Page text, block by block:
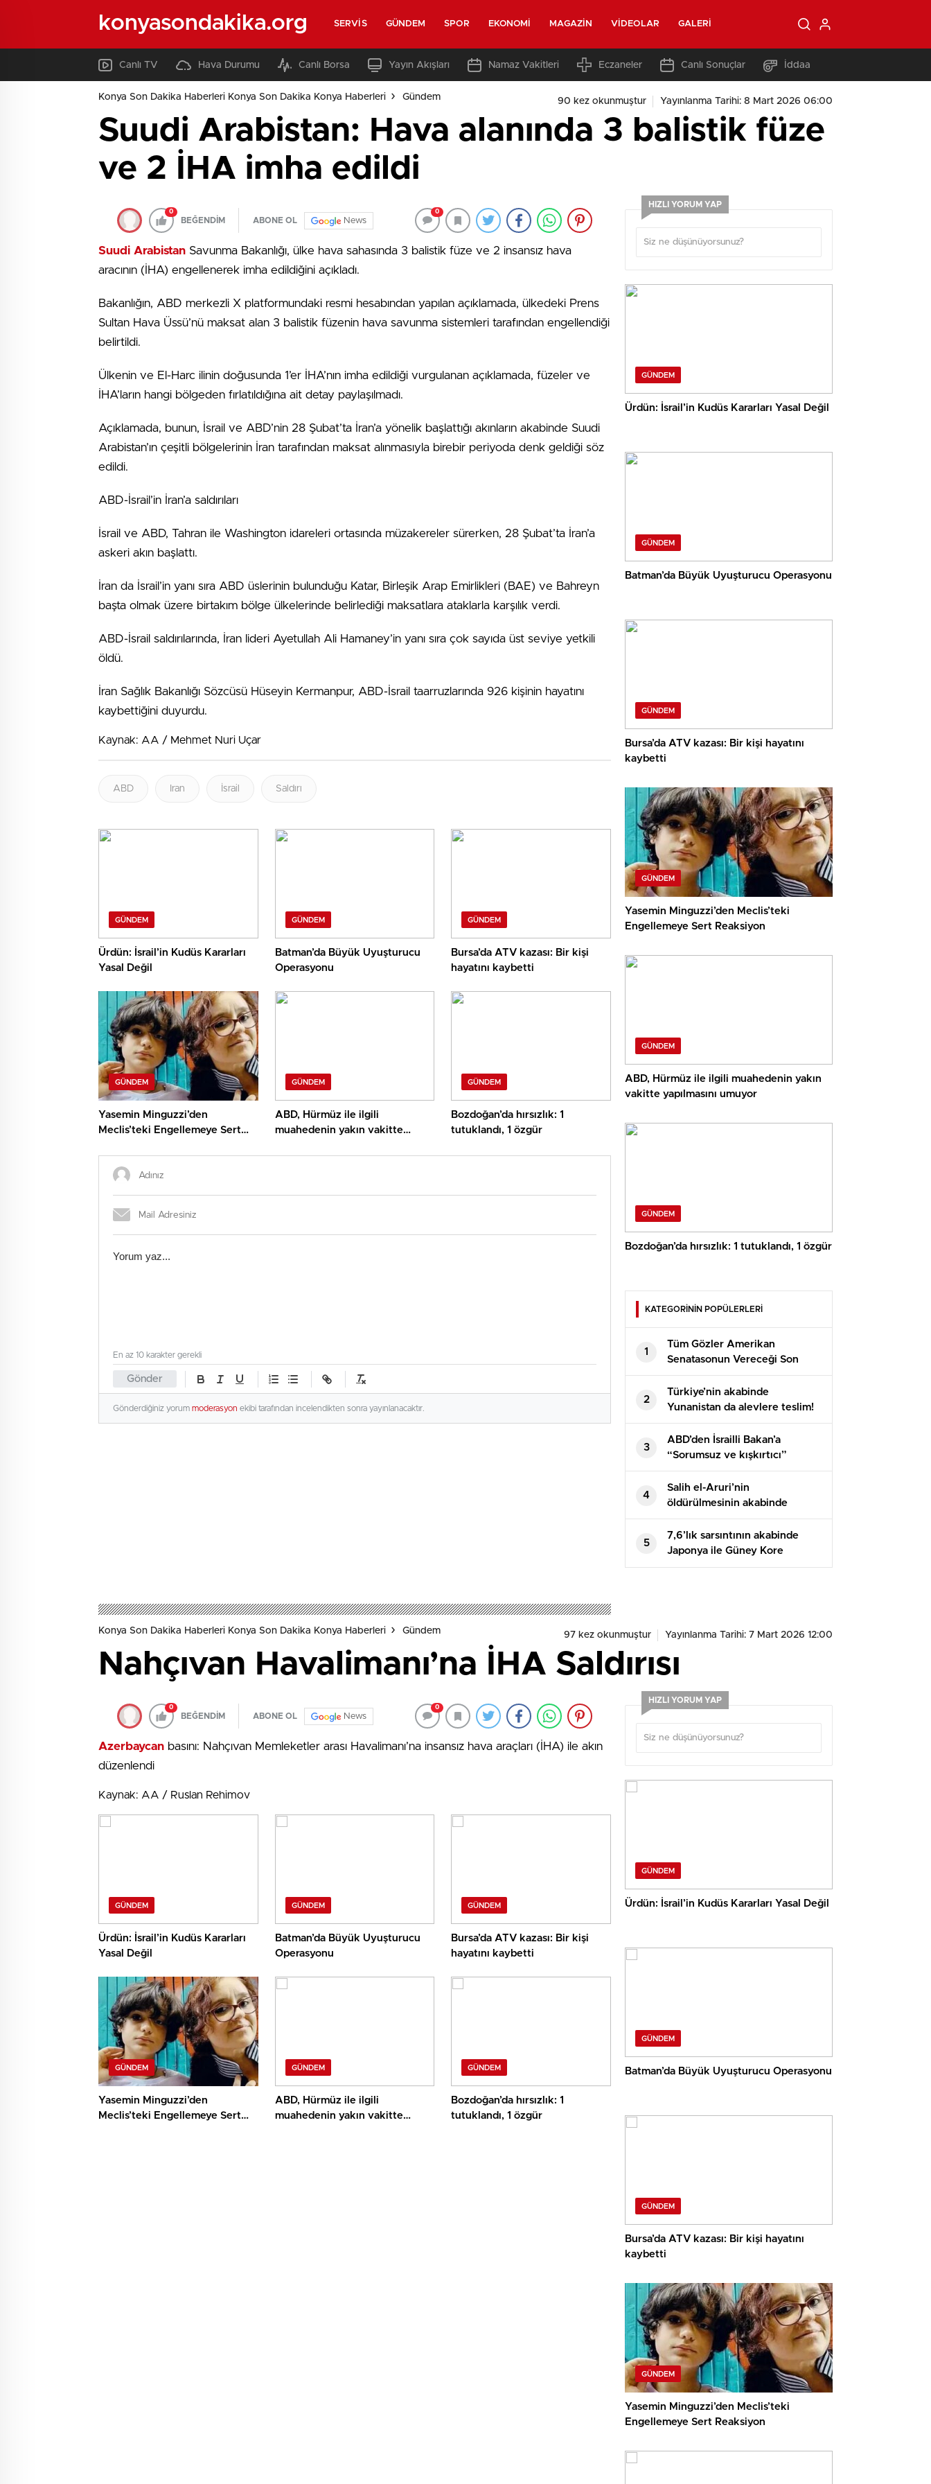
konyasondakika.org SERVIS GÜNDEM SPOR EKONOMI MAGAZIN VIDEOLAR GALERI
Canlı TV Hava Durumu Canlı Borsa Yayın Akışları Namaz Vakitleri Eczaneler Canlı Sonuçlar İddaa
Konya Son Dakika Haberleri Konya Son Dakika Konya Haberleri Gündem 90 kez okunmuştur Yayınlanma Tarihi: 8 Mart 2026 06:00
Suudi Arabistan: Hava alanında 3 balistik füze
ve 2 İHA imha edildi
0
BEĞENDİM ABONE OL News
0
Suudi Arabistan Savunma Bakanlığı, ülke hava sahasında 3 balistik füze ve 2 insansız hava
aracının (İHA) engellenerek imha edildiğini açıkladı.
Bakanlığın, ABD merkezli X platformundaki resmi hesabından yapılan açıklamada, ülkedeki Prens
Sultan Hava Üssü’nü maksat alan 3 balistik füzenin hava savunma sistemleri tarafından engellendiği
belirtildi.
Ülkenin ve El-Harc ilinin doğusunda 1’er İHA’nın imha edildiği vurgulanan açıklamada, füzeler ve
İHA’ların hangi bölgeden fırlatıldığına ait detay paylaşılmadı.
Açıklamada, bunun, İsrail ve ABD’nin 28 Şubat’ta İran’a yönelik başlattığı akınların akabinde Suudi
Arabistan’ın çeşitli bölgelerinin İran tarafından maksat alınmasıyla birebir periyoda denk geldiği söz
edildi.
ABD-İsrail’in İran’a saldırıları
İsrail ve ABD, Tahran ile Washington idareleri ortasında müzakereler sürerken, 28 Şubat’ta İran’a
askeri akın başlattı.
İran da İsrail’in yanı sıra ABD üslerinin bulunduğu Katar, Birleşik Arap Emirlikleri (BAE) ve Bahreyn
başta olmak üzere birtakım bölge ülkelerinde belirlediği maksatlara ataklarla karşılık verdi.
ABD-İsrail saldırılarında, İran lideri Ayetullah Ali Hamaney’in yanı sıra çok sayıda üst seviye yetkili
öldü.
İran Sağlık Bakanlığı Sözcüsü Hüseyin Kermanpur, ABD-İsrail taarruzlarında 926 kişinin hayatını
kaybettiğini duyurdu.
Kaynak: AA / Mehmet Nuri Uçar
ABD Iran İsrail Saldırı
GÜNDEM
Ürdün: İsrail’in Kudüs Kararları
Yasal Değil
GÜNDEM
Batman’da Büyük Uyuşturucu
Operasyonu
GÜNDEM
Bursa’da ATV kazası: Bir kişi
hayatını kaybetti
GÜNDEM
Yasemin Minguzzi’den
Meclis’teki Engellemeye Sert
GÜNDEM
ABD, Hürmüz ile ilgili
muahedenin yakın vakitte
GÜNDEM
Bozdoğan’da hırsızlık: 1
tutuklandı, 1 özgür
Gönder
En az 10 karakter gerekli
Gönderdiğiniz yorum moderasyon ekibi tarafından incelendikten sonra yayınlanacaktır.
HIZLI YORUM YAP
GÜNDEM
Ürdün: İsrail’in Kudüs Kararları Yasal Değil
GÜNDEM
Batman’da Büyük Uyuşturucu Operasyonu
GÜNDEM
Bursa’da ATV kazası: Bir kişi hayatını
kaybetti
GÜNDEM
Yasemin Minguzzi’den Meclis’teki
Engellemeye Sert Reaksiyon
GÜNDEM
ABD, Hürmüz ile ilgili muahedenin yakın
vakitte yapılmasını umuyor
GÜNDEM
Bozdoğan’da hırsızlık: 1 tutuklandı, 1 özgür
KATEGORİNİN POPÜLERLERİ
1
Tüm Gözler Amerikan
Senatasonun Vereceği Son
Kararda
2
Türkiye’nin akabinde
Yunanistan da alevlere teslim!
Yerleşim yerleri boşaltılmaya
başlandı
3
ABD’den İsrailli Bakan’a
“Sorumsuz ve kışkırtıcı”
suçlaması! Birebir sertlikte
cevap geldi
4
Salih el-Aruri’nin
öldürülmesinin akabinde
Hamas, İsrail ile esir takası ve
ateşkes müzakerelerini
durdurdu
5
7,6’lık sarsıntının akabinde
Japonya ile Güney Kore
ortasında ada krizi çıktı
Konya Son Dakika Haberleri Konya Son Dakika Konya Haberleri Gündem 97 kez okunmuştur Yayınlanma Tarihi: 7 Mart 2026 12:00
Nahçıvan Havalimanı’na İHA Saldırısı
0
BEĞENDİM ABONE OL News
0
Azerbaycan basını: Nahçıvan Memleketler arası Havalimanı’na insansız hava araçları (İHA) ile akın
düzenlendi
Kaynak: AA / Ruslan Rehimov
GÜNDEM
Ürdün: İsrail’in Kudüs Kararları
Yasal Değil
GÜNDEM
Batman’da Büyük Uyuşturucu
Operasyonu
GÜNDEM
Bursa’da ATV kazası: Bir kişi
hayatını kaybetti
GÜNDEM
Yasemin Minguzzi’den
Meclis’teki Engellemeye Sert
GÜNDEM
ABD, Hürmüz ile ilgili
muahedenin yakın vakitte
GÜNDEM
Bozdoğan’da hırsızlık: 1
tutuklandı, 1 özgür
HIZLI YORUM YAP
GÜNDEM
Ürdün: İsrail’in Kudüs Kararları Yasal Değil
GÜNDEM
Batman’da Büyük Uyuşturucu Operasyonu
GÜNDEM
Bursa’da ATV kazası: Bir kişi hayatını
kaybetti
GÜNDEM
Yasemin Minguzzi’den Meclis’teki
Engellemeye Sert Reaksiyon